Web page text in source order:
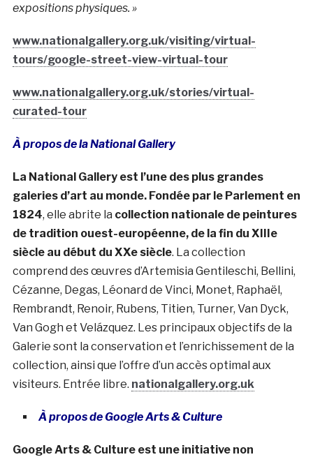
expositions physiques. »
www.nationalgallery.org.uk/visiting/virtual-
tours/google-street-view-virtual-tour
www.nationalgallery.org.uk/stories/virtual-
curated-tour
À propos de la National Gallery
La National Gallery est l’une des plus grandes
galeries d’art au monde. Fondée par le Parlement en
1824, elle abrite la collection nationale de peintures
de tradition ouest-européenne, de la fin du XIIIe
siècle au début du XXe siècle. La collection
comprend des œuvres d’Artemisia Gentileschi, Bellini,
Cézanne, Degas, Léonard de Vinci, Monet, Raphaël,
Rembrandt, Renoir, Rubens, Titien, Turner, Van Dyck,
Van Gogh et Velázquez. Les principaux objectifs de la
Galerie sont la conservation et l’enrichissement de la
collection, ainsi que l’offre d’un accès optimal aux
visiteurs. Entrée libre. nationalgallery.org.uk
À propos de Google Arts & Culture
Google Arts & Culture est une initiative non